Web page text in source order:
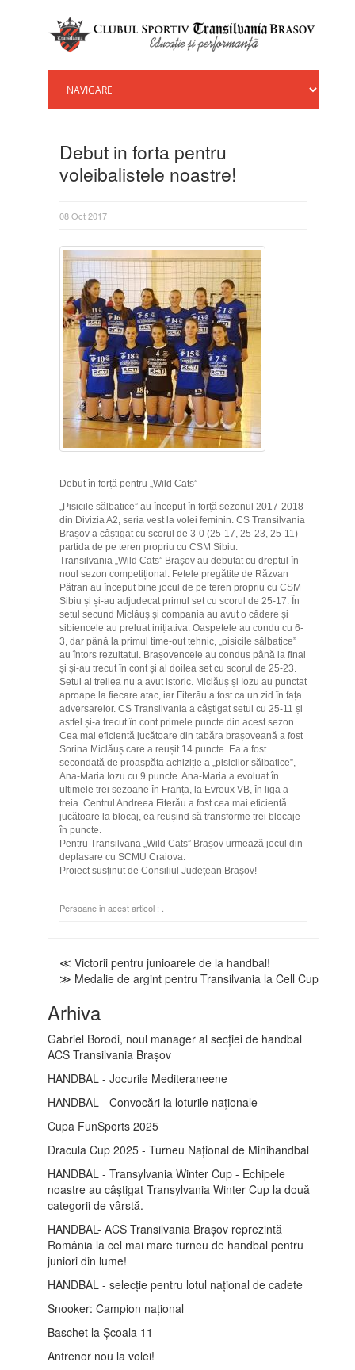
Debut in forta pentru
voleibalistele noastre!
08 Oct 2017
Debut în forță pentru „Wild Cats”
„Pisicile sălbatice” au început în forță sezonul 2017-2018
din Divizia A2, seria vest la volei feminin. CS Transilvania
Brașov a câștigat cu scorul de 3-0 (25-17, 25-23, 25-11)
partida de pe teren propriu cu CSM Sibiu.
Transilvania „Wild Cats” Brașov au debutat cu dreptul în
noul sezon competițional. Fetele pregătite de Răzvan
Pătran au început bine jocul de pe teren propriu cu CSM
Sibiu și și-au adjudecat primul set cu scorul de 25-17. În
setul secund Miclăuș și compania au avut o cădere și
sibiencele au preluat inițiativa. Oaspetele au condu cu 6-
3, dar până la primul time-out tehnic, „pisicile sălbatice”
au întors rezultatul. Brașovencele au condus până la final
și și-au trecut în cont și al doilea set cu scorul de 25-23.
Setul al treilea nu a avut istoric. Miclăuș și Iozu au punctat
aproape la fiecare atac, iar Fiterău a fost ca un zid în fața
adversarelor. CS Transilvania a câștigat setul cu 25-11 și
astfel și-a trecut în cont primele puncte din acest sezon.
Cea mai eficientă jucătoare din tabăra brașoveană a fost
Sorina Miclăuș care a reușit 14 puncte. Ea a fost
secondată de proaspăta achiziție a „pisicilor sălbatice”,
Ana-Maria Iozu cu 9 puncte. Ana-Maria a evoluat în
ultimele trei sezoane în Franța, la Evreux VB, în liga a
treia. Centrul Andreea Fiterău a fost cea mai eficientă
jucătoare la blocaj, ea reușind să transforme trei blocaje
în puncte.
Pentru Transilvana „Wild Cats” Brașov urmează jocul din
deplasare cu SCMU Craiova.
Proiect susținut de Consiliul Județean Brașov!
Persoane in acest articol : .
≪ Victorii pentru junioarele de la handbal!
≫ Medalie de argint pentru Transilvania la Cell Cup
Arhiva
Gabriel Borodi, noul manager al secției de handbal
ACS Transilvania Brașov
HANDBAL - Jocurile Mediteraneene
HANDBAL - Convocări la loturile naționale
Cupa FunSports 2025
Dracula Cup 2025 - Turneu Național de Minihandbal
HANDBAL - Transylvania Winter Cup - Echipele
noastre au câștigat Transylvania Winter Cup la două
categorii de vârstă.
HANDBAL- ACS Transilvania Brașov reprezintă
România la cel mai mare turneu de handbal pentru
juniori din lume!
HANDBAL - selecție pentru lotul național de cadete
Snooker: Campion național
Baschet la Școala 11
Antrenor nou la volei!